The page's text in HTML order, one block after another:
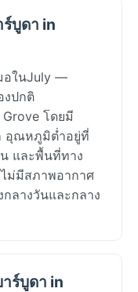
บูดา in
อในJuly —
งปกติ
โดยมี
อุณหภูมิต่ำอยู่ที่
และพื้นที่ทาง
ม่มีสภาพอากาศ
ลางวันและกลาง
ร์บูดา in